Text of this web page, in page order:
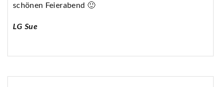
schönen Feierabend 🙂
LG Sue